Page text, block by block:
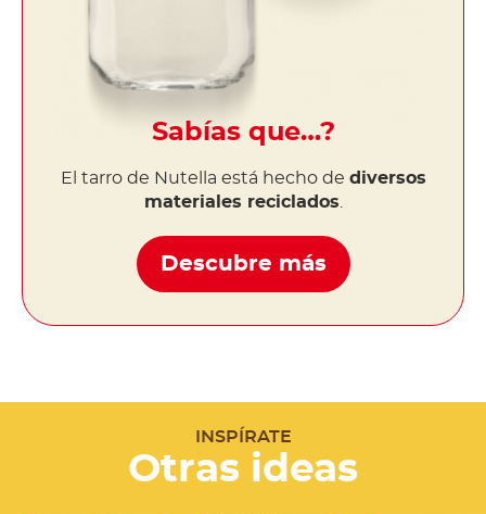
Sabías que…?
El tarro de Nutella está hecho de diversos
materiales reciclados
Descubre más
INSPÍRATE
Otras ideas